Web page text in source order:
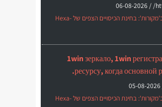
06-08-2026
סיכום הניסוי ב'מקורות': בחינת הכיסויים הצפים של Hexa-
1win зеркало, 1win
ресурсу, когда основной
05-08-2026
סיכום הניסוי ב'מקורות': בחינת הכיסויים הצפים של Hexa-